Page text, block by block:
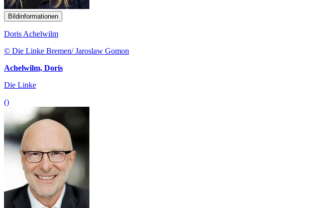
Bildinformationen
Doris Achelwilm
© Die Linke Bremen/ Jaroslaw Gomon
Achelwilm, Doris
Die Linke
()